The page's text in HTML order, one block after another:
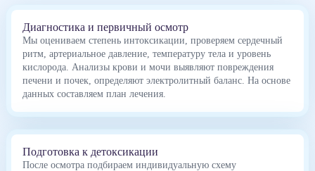
Диагностика и первичный осмотр
Мы оцениваем степень интоксикации, проверяем сердечный
ритм, артериальное давление, температуру тела и уровень
кислорода. Анализы крови и мочи выявляют повреждения
печени и почек, определяют электролитный баланс. На основе
данных составляем план лечения.
Подготовка к детоксикации
После осмотра подбираем индивидуальную схему